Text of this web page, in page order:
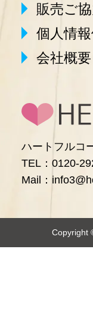
販売ご
個人情
会社概要
ハートフルコ
TEL：0120-
Mail：
Copyright